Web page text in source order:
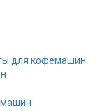
для кофемашин